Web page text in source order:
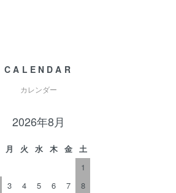
CALENDAR
カレンダー
2026年8月
月 火 水 木 金
土
1
3 4 5 6 7
8